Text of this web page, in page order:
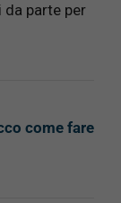
parte per
come fare